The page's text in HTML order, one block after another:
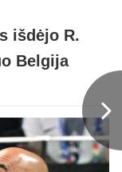
išdėjo R.
Belgija